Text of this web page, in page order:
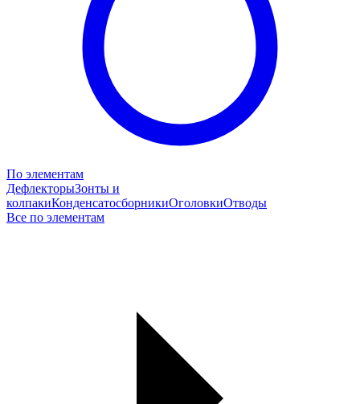
По элементам
ДефлекторыЗонты и
колпакиКонденсатосборникиОголовкиОтводы
Все по элементам